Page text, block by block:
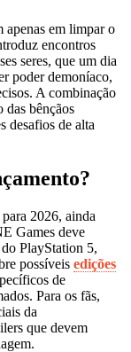
apenas em limpar o
encontros
seres, que um dia
poder demoníaco,
A combinação
das bênçãos
desafios de alta
2026, ainda
Games deve
PlayStation 5,
possíveis edições
de
Para os fãs,
da
que devem